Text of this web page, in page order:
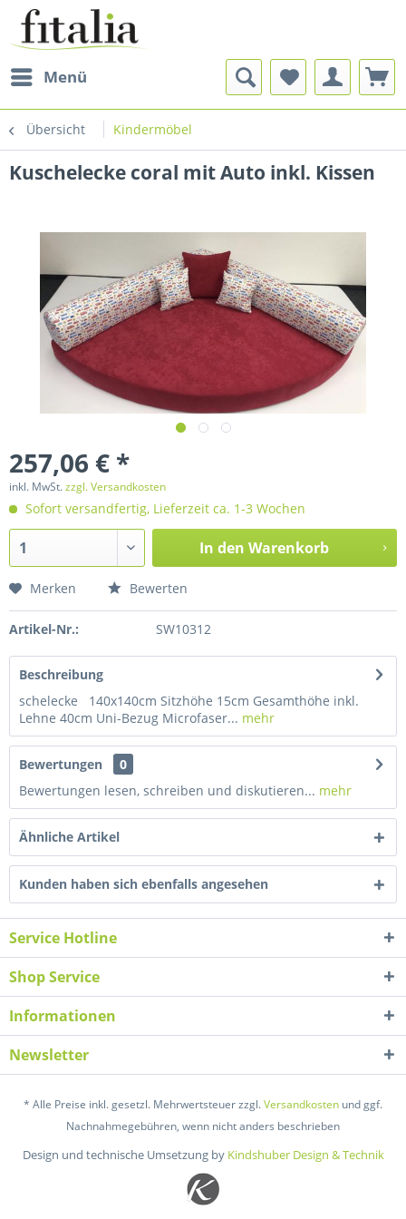
Menü
Übersicht Kindermöbel
Kuschelecke coral mit Auto inkl. Kissen
257,06 € *
inkl. MwSt.zzgl. Versandkosten
Sofort versandfertig, Lieferzeit ca. 1-3 Wochen
In den Warenkorb
Merken Bewerten
Artikel-Nr.: SW10312
Beschreibung
schelecke 140x140cm Sitzhöhe 15cm Gesamthöhe inkl.
Lehne 40cm Uni-Bezug Microfaser... mehr
Bewertungen
0
Bewertungen lesen, schreiben und diskutieren... mehr
Ähnliche Artikel
Kunden haben sich ebenfalls angesehen
Service Hotline
Shop Service
Informationen
Newsletter
* Alle Preise inkl. gesetzl. Mehrwertsteuer zzgl.Versandkosten und ggf.
Nachnahmegebühren, wenn nicht anders beschrieben
Design und technische Umsetzung by Kindshuber Design & Technik